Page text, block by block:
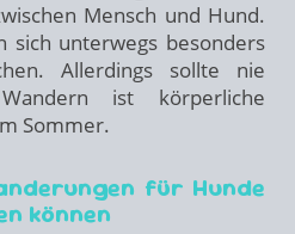
Mensch und Hund.
sich unterwegs besonders
Allerdings sollte nie
ist körperliche
Sommer.
für Hunde
können